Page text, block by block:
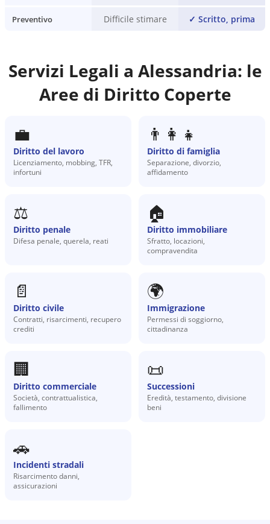
Preventivo Difficile stimare ✓ Scritto, prima
Servizi Legali a Alessandria: le
Aree di Diritto Coperte
💼
Diritto del lavoro
Licenziamento, mobbing, TFR,
infortuni
👨‍👩‍👧
Diritto di famiglia
Separazione, divorzio,
affidamento
⚖️
Diritto penale
Difesa penale, querela, reati
🏠
Diritto immobiliare
Sfratto, locazioni,
compravendita
📄
Diritto civile
Contratti, risarcimenti, recupero
crediti
🌍
Immigrazione
Permessi di soggiorno,
cittadinanza
🏢
Diritto commerciale
Società, contrattualistica,
fallimento
📜
Successioni
Eredità, testamento, divisione
beni
🚗
Incidenti stradali
Risarcimento danni,
assicurazioni